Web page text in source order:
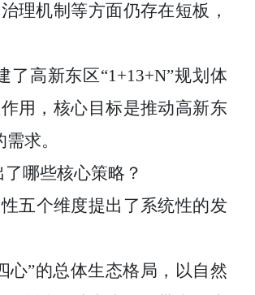
理机制等方面仍存在短板，
高新东区“1+13+N”规划体
用，核心目标是推动高新东
求。
哪些核心策略？
五个维度提出了系统性的发
心”的总体生态格局，以自然